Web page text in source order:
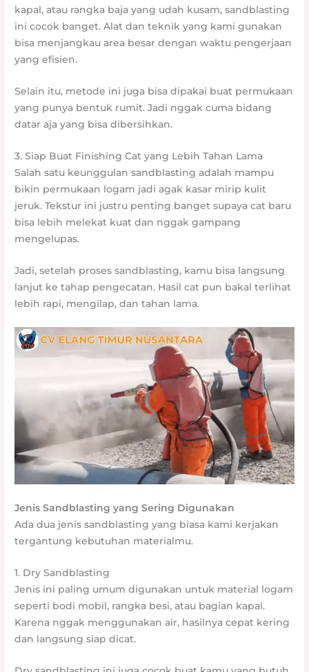
kapal, atau rangka baja yang udah kusam, sandblasting
ini cocok banget. Alat dan teknik yang kami gunakan
bisa menjangkau area besar dengan waktu pengerjaan
yang efisien.
Selain itu, metode ini juga bisa dipakai buat permukaan
yang punya bentuk rumit. Jadi nggak cuma bidang
datar aja yang bisa dibersihkan.
3. Siap Buat Finishing Cat yang Lebih Tahan Lama
Salah satu keunggulan sandblasting adalah mampu
bikin permukaan logam jadi agak kasar mirip kulit
jeruk. Tekstur ini justru penting banget supaya cat baru
bisa lebih melekat kuat dan nggak gampang
mengelupas.
Jadi, setelah proses sandblasting, kamu bisa langsung
lanjut ke tahap pengecatan. Hasil cat pun bakal terlihat
lebih rapi, mengilap, dan tahan lama.
Jenis Sandblasting yang Sering Digunakan
Ada dua jenis sandblasting yang biasa kami kerjakan
tergantung kebutuhan materialmu.
1. Dry Sandblasting
Jenis ini paling umum digunakan untuk material logam
seperti bodi mobil, rangka besi, atau bagian kapal.
Karena nggak menggunakan air, hasilnya cepat kering
dan langsung siap dicat.